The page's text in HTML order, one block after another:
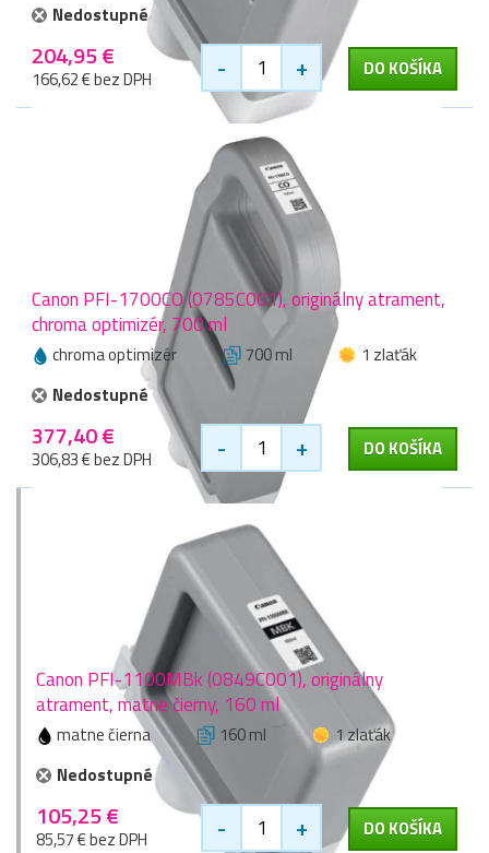
Nedostupné
204,95 €
166,62 € bez DPH - + DO KOŠÍKA
Canon PFI-1700CO (0785C001), originálny atrament,
chroma optimizér, 700 ml
chroma optimizér 700 ml
1 zlaťák
Nedostupné
377,40 €
306,83 € bez DPH - + DO KOŠÍKA
Canon PFI-1100MBk (0849C001), originálny
atrament, matne čierny, 160 ml
matne čierna 160 ml
1 zlaťák
Nedostupné
105,25 €
85,57 € bez DPH - + DO KOŠÍKA